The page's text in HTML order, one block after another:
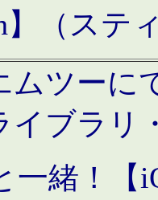
】（ステ
ムツーに
イブラリ
一緒！【